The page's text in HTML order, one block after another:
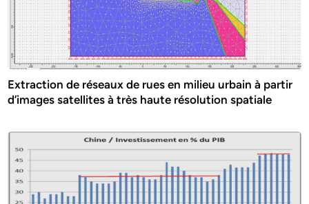
Extraction de réseaux de rues en milieu urbain à partir
d’images satellites à très haute résolution spatiale